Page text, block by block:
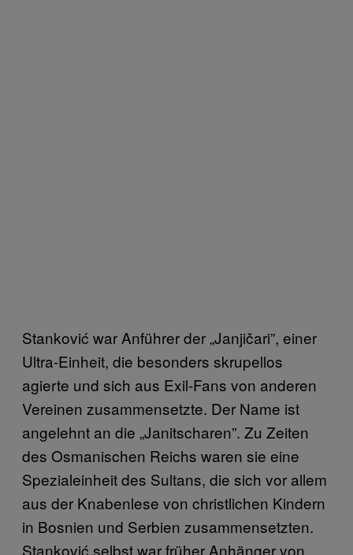
Stanković war Anführer der „Janjičari”, einer
Ultra-Einheit, die besonders skrupellos
agierte und sich aus Exil-Fans von anderen
Vereinen zusammensetzte. Der Name ist
angelehnt an die „Janitscharen”. Zu Zeiten
des Osmanischen Reichs waren sie eine
Spezialeinheit des Sultans, die sich vor allem
aus der Knabenlese von christlichen Kindern
in Bosnien und Serbien zusammensetzten.
Stanković selbst war früher Anhänger von